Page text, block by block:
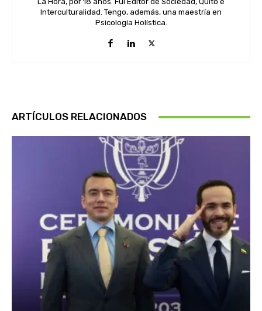
Interculturalidad. Tengo, además, una maestría en
Psicología Holística.
ARTÍCULOS RELACIONADOS